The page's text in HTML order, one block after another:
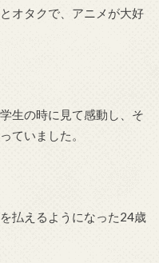
オタクで、アニメが大好
生の時に見て感動し、そ
ていました。
払えるようになった24歳